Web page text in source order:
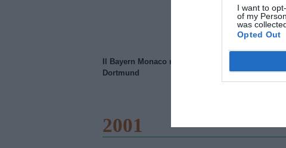
I want to
of my
was
Opted Out
Il Bayern Monaco ridimensiona il Borussia
Dortmund
2001